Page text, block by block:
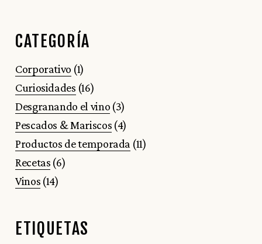
CATEGORÍA
Corporativo (1)
Curiosidades (16)
Desgranando el vino (3)
Pescados & Mariscos (4)
Productos de temporada (11)
Recetas (6)
Vinos (14)
ETIQUETAS